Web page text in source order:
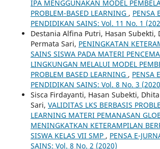
IPA MENGGUNAKAN MODEL
PROBLEM-BASED LEARNING , PENSA
PENDIDIKAN SAINS: Vol. 11 No. 1
Destania Alfina Putri, Hasan Subekti,
Permata Sari, PENINGKATAN
SAINS SISWA PADA MATERI
LINGKUNGAN MELALUI MODEL
PROBLEM BASED LEARNING , PENSA
PENDIDIKAN SAINS: Vol. 8 No. 3
Sisca Firdayanti, Hasan Subekti,
Sari, VALIDITAS LKS BERBASIS
LEARNING MATERI PEMANASAN
MENINGKATKAN KETERAMPILAN
SISWA KELAS VII SMP , PENSA E-
SAINS: Vol. 8 No. 2 (2020)